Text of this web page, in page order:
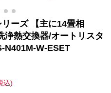
ーズ 【主に14畳相
浄熱交換器/オートリスタ
N401M-W-ESET
込)